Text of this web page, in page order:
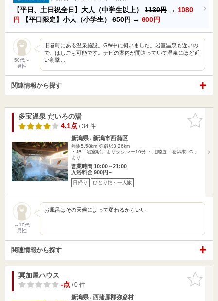
【平日、土日祝全日】大人（中学生以上） 1130円 → 1080
円
【平日限定】小人（小学生） 650円 → 600円
50代～
男性
旧巻町にある温泉施設。GW中に伺いました。岩室温泉も近いの
で、はしごも可能です。ナビの案内が間違っていて温泉にほど近
い射撃…
関連情報から探す
お気に入
りに追加
多宝温泉 だいろの湯
4.1点/ 34 件
新潟県 / 新潟市西蒲区
巻駅5.58km 弥彦駅3.26km
・JR「岩室駅」よりタクシー10分 ・北陸道「巻潟東I.C.」
より…
営業時間 10:00～21:00
入浴料金 900円～
日帰り ひとり旅・一人旅
～10代
男性
お風呂はその天候によって変わるからいい
関連情報から探す
お気に入
りに追加
冥加屋ハウス
-点/ 0 件
新潟県 / 西蒲原郡弥彦村